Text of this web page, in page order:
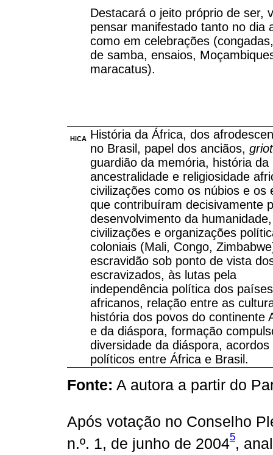
Destacará o jeito próprio de ser,
pensar manifestado tanto no dia
como em celebrações
de samba, ensaios,
maracatus).
HiCA História da África, dos
no Brasil, papel dos anciãos,
guardião da memória, história da
ancestralidade e religiosidade
civilizações como os núbios e os
que contribuíram decisivamente
desenvolvimento da humanidade,
civilizações e organizações
coloniais (Mali, Congo,
escravidão sob ponto de vista
escravizados, às lutas pela
independência política dos países
africanos, relação entre as
história dos povos do continente
e da diáspora, formação
diversidade da diáspora, acordos
políticos entre África e Brasil.
Fonte: A autora a partir do
Após votação no Conselho
n.º. 1, de junho de 20045,